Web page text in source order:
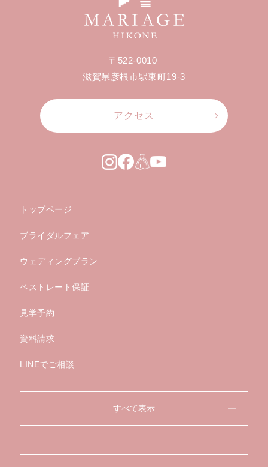
〒522-0010
滋賀県彦根市駅東町19-3
アクセス
トップページ
ブライダルフェア
ウェディングプラン
ベストレート保証
見学予約
資料請求
LINEでご相談
すべて表示